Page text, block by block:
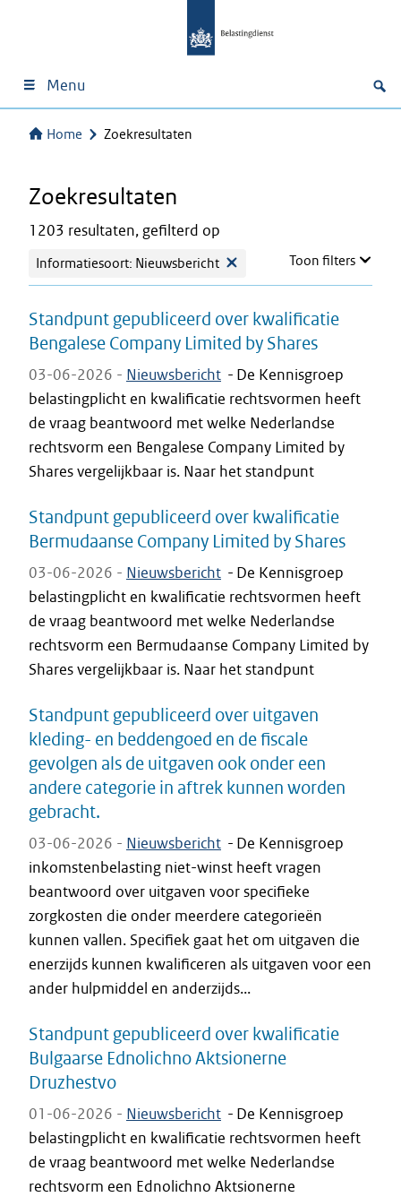
Menu
Home Zoekresultaten
Zoekresultaten
1203 resultaten, gefilterd op
Informatiesoort: Nieuwsbericht Toon filters
Standpunt gepubliceerd over kwalificatie
Bengalese Company Limited by Shares
03-06-2026 - Nieuwsbericht - De Kennisgroep
belastingplicht en kwalificatie rechtsvormen heeft
de vraag beantwoord met welke Nederlandse
rechtsvorm een Bengalese Company Limited by
Shares vergelijkbaar is. Naar het standpunt
Standpunt gepubliceerd over kwalificatie
Bermudaanse Company Limited by Shares
03-06-2026 - Nieuwsbericht - De Kennisgroep
belastingplicht en kwalificatie rechtsvormen heeft
de vraag beantwoord met welke Nederlandse
rechtsvorm een Bermudaanse Company Limited by
Shares vergelijkbaar is. Naar het standpunt
Standpunt gepubliceerd over uitgaven
kleding- en beddengoed en de fiscale
gevolgen als de uitgaven ook onder een
andere categorie in aftrek kunnen worden
gebracht.
03-06-2026 - Nieuwsbericht - De Kennisgroep
inkomstenbelasting niet-winst heeft vragen
beantwoord over uitgaven voor specifieke
zorgkosten die onder meerdere categorieën
kunnen vallen. Specifiek gaat het om uitgaven die
enerzijds kunnen kwalificeren als uitgaven voor een
ander hulpmiddel en anderzijds...
Standpunt gepubliceerd over kwalificatie
Bulgaarse Ednolichno Aktsionerne
Druzhestvo
01-06-2026 - Nieuwsbericht - De Kennisgroep
belastingplicht en kwalificatie rechtsvormen heeft
de vraag beantwoord met welke Nederlandse
rechtsvorm een Ednolichno Aktsionerne